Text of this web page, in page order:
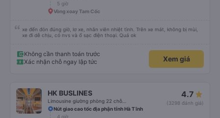
5 giờ
Vòng xoay Tam Cốc
xe đến đón đúng giờ, lơ xe, nhân viên nhiệt tình. Trên xe mát, không bị mùi,
xe đi dễ chịu, có nvs và ổ sạc điện thoại. Quá ok
Không cần thanh toán trước
Xác nhận chỗ ngay lập tức
Xem giá
HK BUSLINES 4.7
(3298 đánh giá)
Nút giao cao tốc địa phận tỉnh Hà Tĩnh
4 giờ